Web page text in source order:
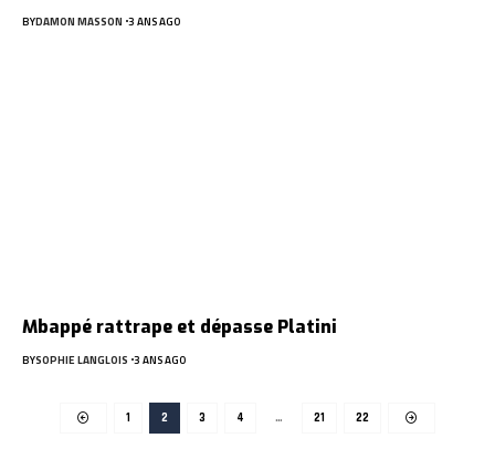
BYDAMON MASSON 3 ANS AGO
Mbappé rattrape et dépasse Platini
BYSOPHIE LANGLOIS 3 ANS AGO
1 2 3 4 … 21 22